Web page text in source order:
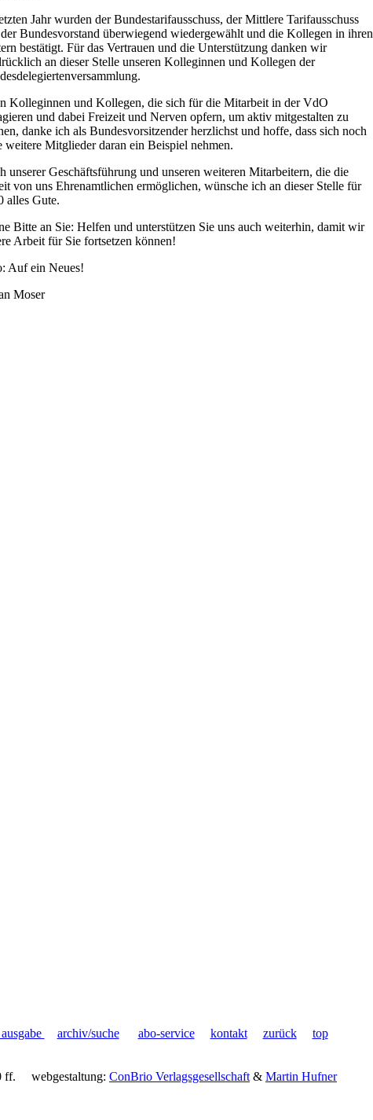
Jahr wurden der Bundestarifausschuss, der Mittlere Tarifausschuss
Bundesvorstand überwiegend wiedergewählt und die Kollegen in ihren
bestätigt. Für das Vertrauen und die Unterstützung danken wir
an dieser Stelle unseren Kolleginnen und Kollegen der
Kolleginnen und Kollegen, die sich für die Mitarbeit in der VdO
und dabei Freizeit und Nerven opfern, um aktiv mitgestalten zu
danke ich als Bundesvorsitzender herzlichst und hoffe, dass sich noch
weitere Mitglieder daran ein Beispiel nehmen.
unserer Geschäftsführung und unseren weiteren Mitarbeitern, die die
von uns Ehrenamtlichen ermöglichen, wünsche ich an dieser Stelle für
alles Gute.
Bitte an Sie: Helfen und unterstützen Sie uns auch weiterhin, damit wir
Arbeit für Sie fortsetzen können!
Auf ein Neues!
Moser
archiv/suche abo-service kontakt zurück top
ff. webgestaltung: ConBrio Verlagsgesellschaft & Martin Hufner